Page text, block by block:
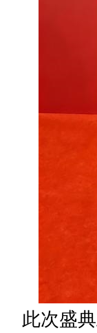
此次盛